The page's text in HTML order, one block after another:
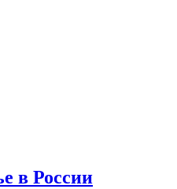
в России